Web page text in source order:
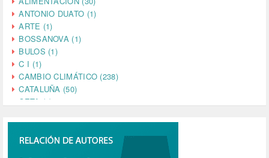
ANTONIO DUATO (1)
ARTE (1)
BOSSANOVA (1)
BULOS (1)
C I (1)
CAMBIO CLIMÁTICO (238)
CATALUÑA (50)
CETA (2)
CINE (35)